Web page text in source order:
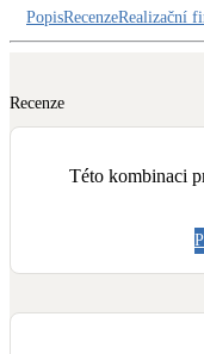
PopisRecenzeRealizační
Recenze
Této kombinaci